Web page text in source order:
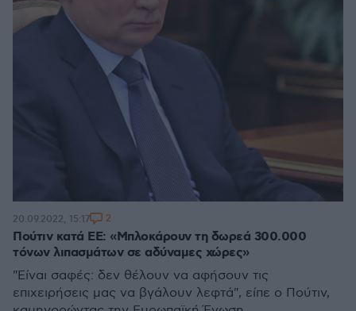
Πούτιν κατά ΕΕ: «Μπλοκάρουν τη δωρεά 300.000
τόνων λιπασμάτων σε αδύναμες χώρες»
"Είναι σαφές: δεν θέλουν να αφήσουν τις
επιχειρήσεις μας να βγάλουν λεφτά", είπε ο Πούτιν,
20.09.2022, 15:17 2